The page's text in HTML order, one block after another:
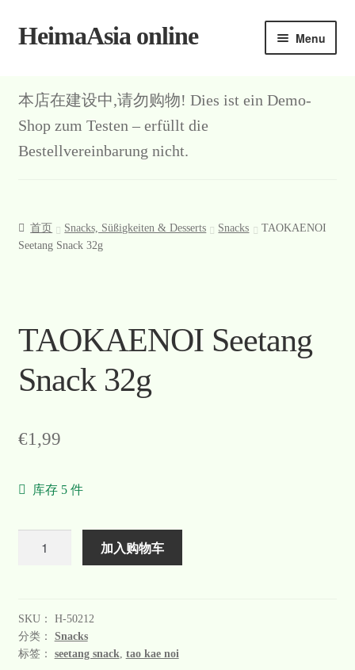
Skip
Skip
HeimaAsia online Menu
本店在建设中,请勿购物! Dies ist ein Demo-
Shop zum Testen – erfüllt die
Bestellvereinbarung nicht.
首页 Snacks, Süßigkeiten & Desserts Snacks
TAOKAENOI
Seetang Snack 32g
TAOKAENOI Seetang
Snack 32g
€1,99
库存 5 件
加入购物车
SKU： H-50212
分类： Snacks
标签： seetang snack tao kae noi